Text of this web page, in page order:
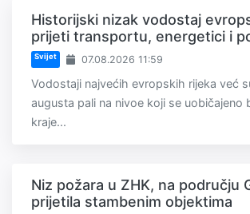
Historijski nizak vodostaj
prijeti transportu, energetici i
Svijet 07.08.2026 11:59
Vodostaji najvećih evropskih rijeka već
augusta pali na nivoe koji se uobičajeno
kraje...
Niz požara u ZHK, na području
prijetila stambenim objektima